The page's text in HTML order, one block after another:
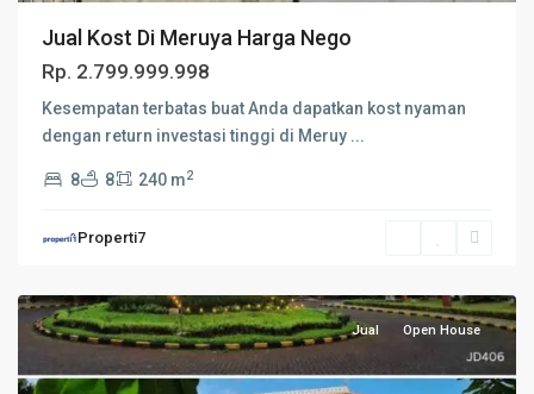
Jual Kost Di Meruya Harga Nego
Rp. 2.799.999.998
Kesempatan terbatas buat Anda dapatkan kost nyaman
dengan return investasi tinggi di Meruy ...
8 8 240 m2
Properti7
Jual Open House